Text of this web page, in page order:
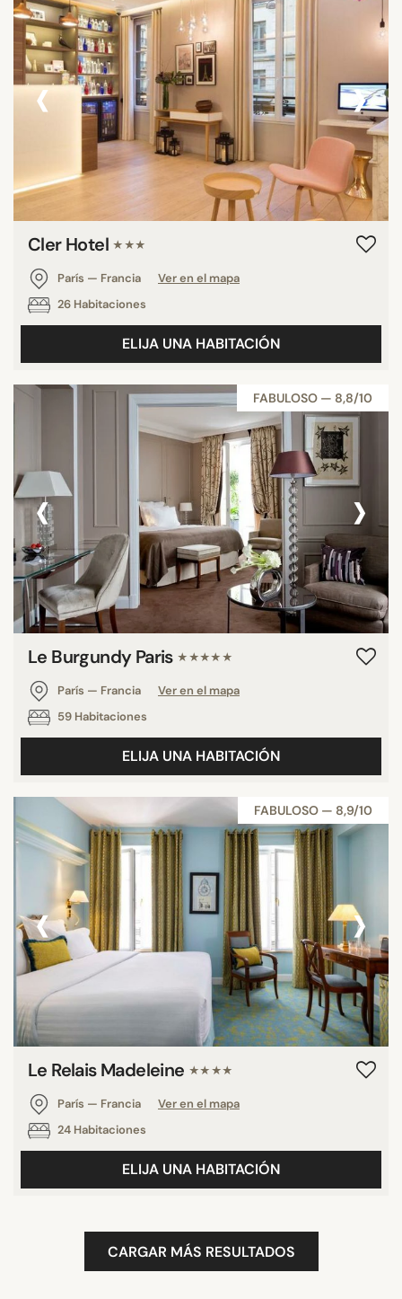
‹ ›
Cler Hotel ★★★
París — Francia
Ver en el mapa
26 Habitaciones
ELIJA UNA HABITACIÓN
FABULOSO — 8,8/10
‹ ›
Le Burgundy Paris ★★★★★
París — Francia
Ver en el mapa
59 Habitaciones
ELIJA UNA HABITACIÓN
FABULOSO — 8,9/10
‹ ›
Le Relais Madeleine ★★★★
París — Francia
Ver en el mapa
24 Habitaciones
ELIJA UNA HABITACIÓN
CARGAR MÁS RESULTADOS